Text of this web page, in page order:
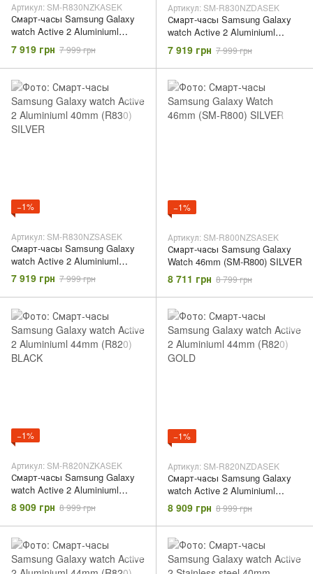
Артикул: SM-R830NZKASEK
Смарт-часы Samsung Galaxy
watch Active 2 Aluminiuml
40mm (R830) BLACK
7 919 грн 7 999 грн
Артикул: SM-R830NZDASEK
Смарт-часы Samsung Galaxy
watch Active 2 Aluminiuml
40mm (R830) GOLD
7 919 грн 7 999 грн
−1%
Артикул: SM-R830NZSASEK
Смарт-часы Samsung Galaxy
watch Active 2 Aluminiuml
40mm (R830) SILVER
7 919 грн 7 999 грн
−1%
Артикул: SM-R800NZSASEK
Смарт-часы Samsung Galaxy
Watch 46mm (SM-R800) SILVER
8 711 грн 8 799 грн
−1%
Артикул: SM-R820NZKASEK
Смарт-часы Samsung Galaxy
watch Active 2 Aluminiuml
44mm (R820) BLACK
8 909 грн 8 999 грн
−1%
Артикул: SM-R820NZDASEK
Смарт-часы Samsung Galaxy
watch Active 2 Aluminiuml
44mm (R820) GOLD
8 909 грн 8 999 грн